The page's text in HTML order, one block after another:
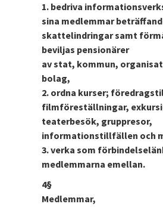
1. bedriva
sina medlemmar
skattelindringar samt
beviljas pensionärer
av stat, kommun,
bolag,
2. ordna kurser;
filmföreställningar,
teaterbesök, gruppresor,
informationstillfällen och
3. verka som
medlemmarna emellan.
4§
Medlemmar,